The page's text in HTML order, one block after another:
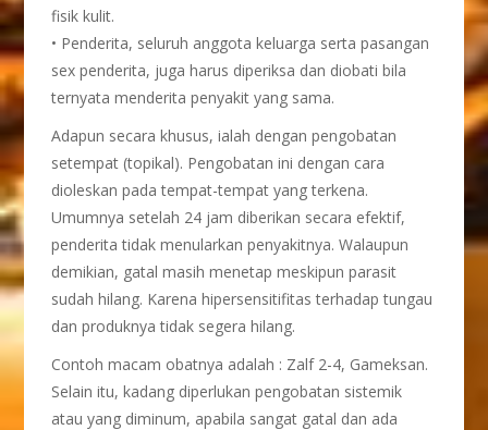
fisik kulit.
• Penderita, seluruh anggota keluarga serta pasangan
sex penderita, juga harus diperiksa dan diobati bila
ternyata menderita penyakit yang sama.
Adapun secara khusus, ialah dengan pengobatan
setempat (topikal). Pengobatan ini dengan cara
dioleskan pada tempat-tempat yang terkena.
Umumnya setelah 24 jam diberikan secara efektif,
penderita tidak menularkan penyakitnya. Walaupun
demikian, gatal masih menetap meskipun parasit
sudah hilang. Karena hipersensitifitas terhadap tungau
dan produknya tidak segera hilang.
Contoh macam obatnya adalah : Zalf 2-4, Gameksan.
Selain itu, kadang diperlukan pengobatan sistemik
atau yang diminum, apabila sangat gatal dan ada